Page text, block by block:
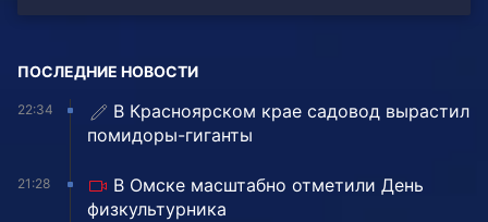
ПОСЛЕДНИЕ НОВОСТИ
22:34
В Красноярском крае садовод вырастил
помидоры-гиганты
21:28
В Омске масштабно отметили День
физкультурника